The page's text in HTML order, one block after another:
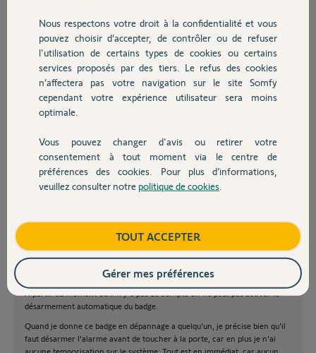
Chauffage
Autres produits
Devis avec un pro
Contact
que je ne désire pas.
Merci
Ludovic L.
il y a environ 4 ans
Ludovic, ça fait un peu plus de 4 ans que j'ai ce système et je n'ai aucun
problème avec la gestion de la désactivation automatique par les badges.
Si vous êtes comme moi, le badge que vous gardez à la maison à le statut
invités et il n'est relié a aucun compte chez Somfy.
A partir du moment ou il n'y a pas de compte on ne peut pas activer le
désarmement automatique du badge.
Quand je donne ce badge en dépannage a quelqu'un, je précise bien qu'il
faut désarmer l'alarme avant de toucher à la porte, car en plus je n'ai
aucune temporisation sur le système; Tout est en immédiat, car aucun
Nous respectons votre droit à la confidentialité et vous
pouvez choisir d’accepter, de contrôler ou de refuser
l'utilisation de certains types de cookies ou certains
services proposés par des tiers. Le refus des cookies
n’affectera pas votre navigation sur le site Somfy
cependant votre expérience utilisateur sera moins
optimale.
Vous pouvez changer d'avis ou retirer votre
consentement à tout moment via le centre de
préférences des cookies. Pour plus d’informations,
veuillez consulter notre politique de cookies
TOUT ACCEPTER
Gérer mes préférences